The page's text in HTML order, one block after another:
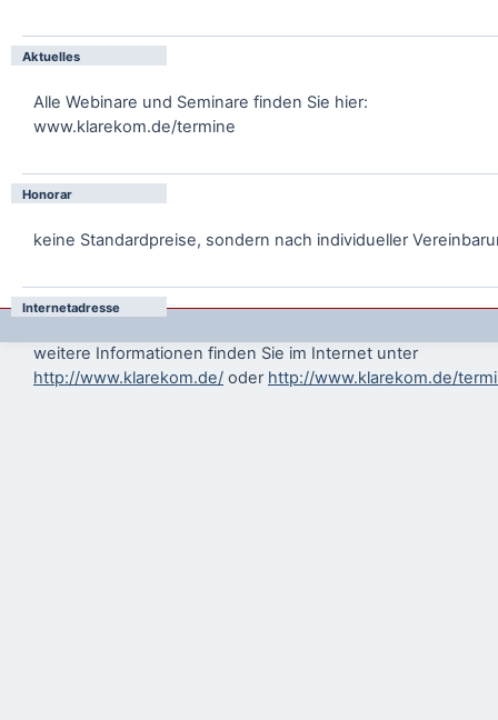
Aktuelles
Alle Webinare und Seminare finden Sie hier:
www.klarekom.de/termine
Honorar
keine Standardpreise, sondern nach individueller
Internetadresse
weitere Informationen finden Sie im Internet unter
http://www.klarekom.de/ oder http://www.klarekom.de/